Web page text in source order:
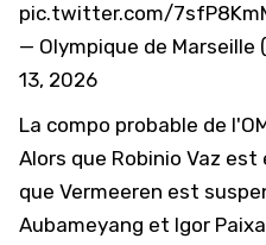
pic.twitter.com/
— Olympique de Marseille
13, 2026
La compo probable de
Alors que Robinio Vaz
que Vermeeren est
Aubameyang et Igor